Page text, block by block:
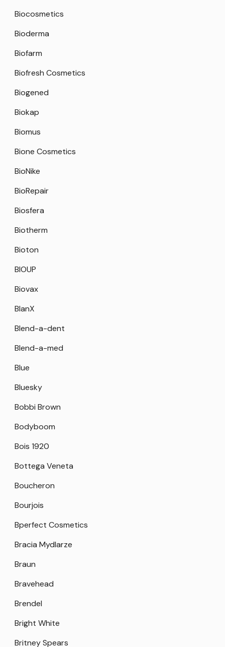
Biocosmetics
Bioderma
Biofarm
Biofresh Cosmetics
Biogened
Biokap
Biomus
Bione Cosmetics
BioNike
BioRepair
Biosfera
Biotherm
Bioton
BIOUP
Biovax
BlanX
Blend-a-dent
Blend-a-med
Blue
Bluesky
Bobbi Brown
Bodyboom
Bois 1920
Bottega Veneta
Boucheron
Bourjois
Bperfect Cosmetics
Bracia Mydlarze
Braun
Bravehead
Brendel
Bright White
Britney Spears